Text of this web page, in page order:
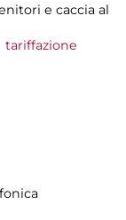
e caccia al
tariffazione